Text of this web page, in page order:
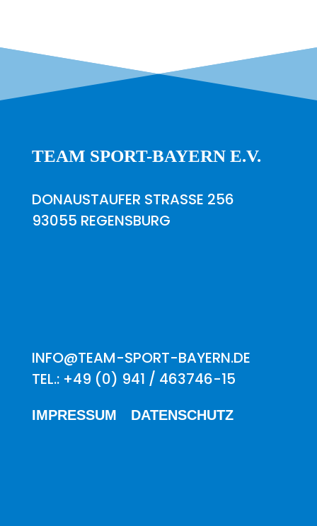
TEAM SPORT-BAYERN E.V.
DONAUSTAUFER STRASSE 256
93055 REGENSBURG
INFO@TEAM-SPORT-BAYERN.DE
TEL.: +49 (0) 941 / 463746-15
IMPRESSUM DATENSCHUTZ